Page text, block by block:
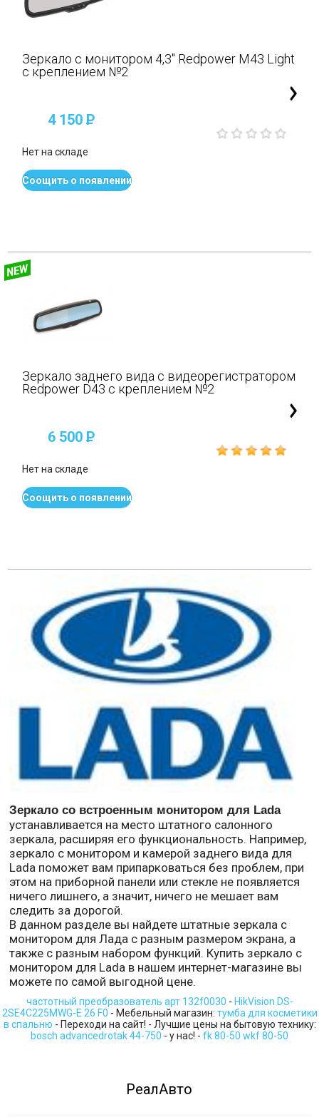
Зеркало с монитором 4,3" Redpower M43 Light
с креплением №2
4 150P
Нет на складе
Соощить о появлении
Зеркало заднего вида с видеорегистратором
Redpower D43 с креплением №2
6 500P
Нет на складе
Соощить о появлении
Зеркало со встроенным монитором для Lada
устанавливается на место штатного салонного
зеркала, расширяя его функциональность. Например,
зеркало с монитором и камерой заднего вида для
Lada поможет вам припарковаться без проблем, при
этом на приборной панели или стекле не появляется
ничего лишнего, а значит, ничего не мешает вам
следить за дорогой.
В данном разделе вы найдете штатные зеркала с
монитором для Лада с разным размером экрана, а
также с разным набором функций. Купить зеркало с
монитором для Lada в нашем интернет-магазине вы
можете по самой выгодной цене.
частотный преобразователь арт 132f0030 - HikVision DS-
2SE4C225MWG-E 26 F0 - Мебельный магазин: тумба для косметики
в спальню - Переходи на сайт! - Лучшие цены на бытовую технику:
bosch advancedrotak 44-750 - у нас! - fk 80-50 wkf 80-50
РеалАвто